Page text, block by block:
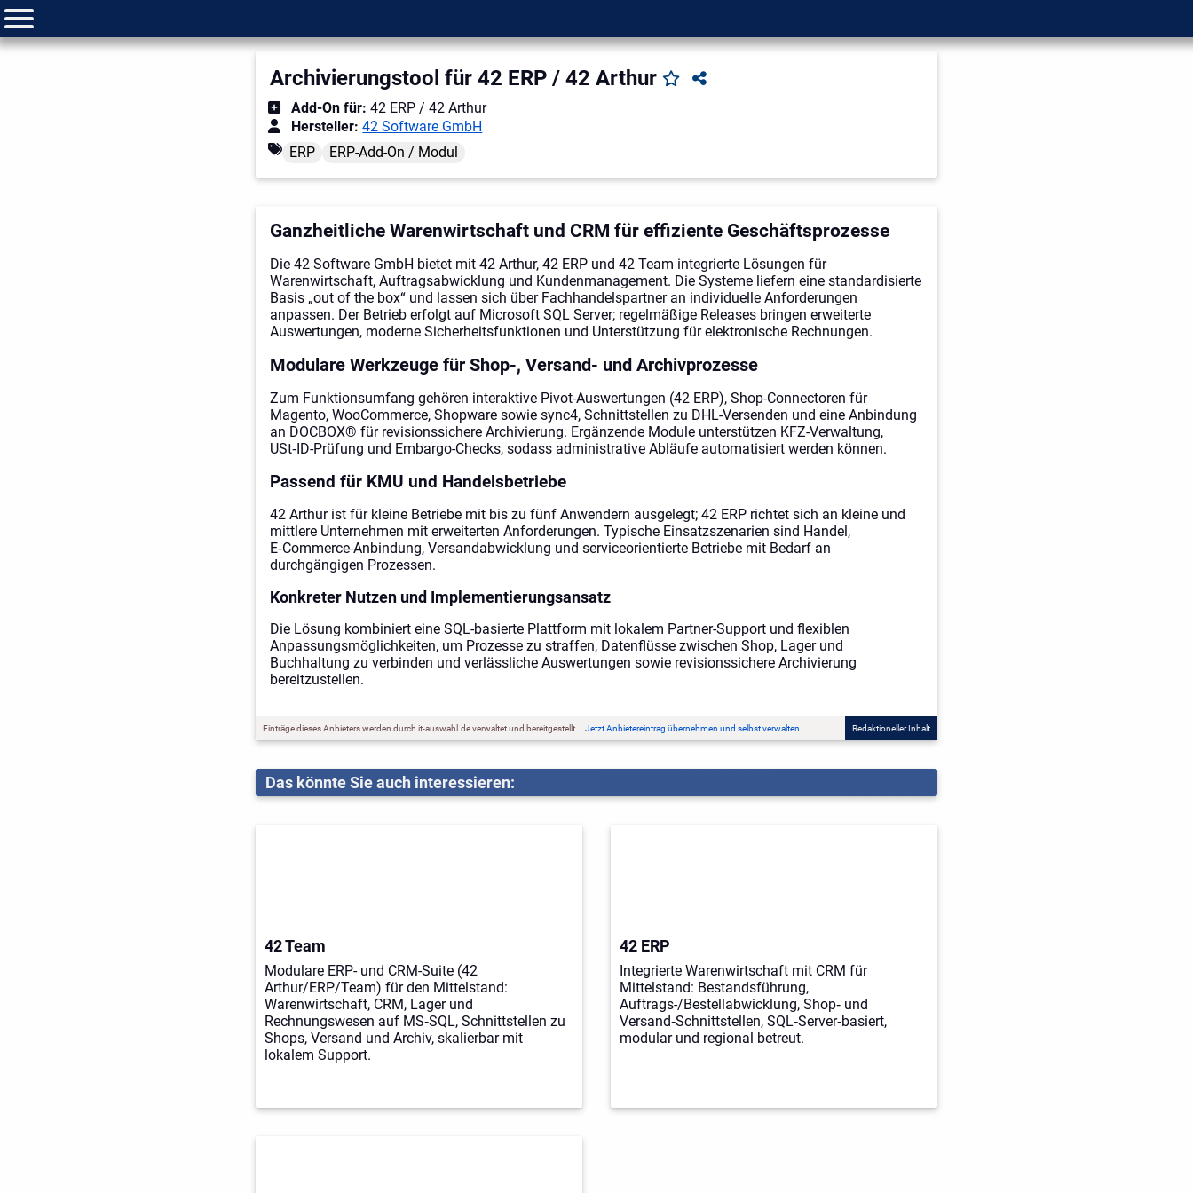
Archivierungstool für 42 ERP / 42 Arthur
Add-On für: 42 ERP / 42 Arthur
Hersteller: 42 Software GmbH
ERP
ERP-Add-On / Modul
Ganzheitliche Warenwirtschaft und CRM für effiziente Geschäftsprozesse
Die 42 Software GmbH bietet mit 42 Arthur, 42 ERP und 42 Team integrierte Lösungen für
Warenwirtschaft, Auftragsabwicklung und Kundenmanagement. Die Systeme liefern eine standardisierte
Basis „out of the box“ und lassen sich über Fachhandelspartner an individuelle Anforderungen
anpassen. Der Betrieb erfolgt auf Microsoft SQL Server; regelmäßige Releases bringen erweiterte
Auswertungen, moderne Sicherheitsfunktionen und Unterstützung für elektronische Rechnungen.
Modulare Werkzeuge für Shop-, Versand- und Archivprozesse
Zum Funktionsumfang gehören interaktive Pivot-Auswertungen (42 ERP), Shop-Connectoren für
Magento, WooCommerce, Shopware sowie sync4, Schnittstellen zu DHL-Versenden und eine Anbindung
an DOCBOX® für revisionssichere Archivierung. Ergänzende Module unterstützen KFZ-Verwaltung,
USt‑ID-Prüfung und Embargo-Checks, sodass administrative Abläufe automatisiert werden können.
Passend für KMU und Handelsbetriebe
42 Arthur ist für kleine Betriebe mit bis zu fünf Anwendern ausgelegt; 42 ERP richtet sich an kleine und
mittlere Unternehmen mit erweiterten Anforderungen. Typische Einsatzszenarien sind Handel,
E‑Commerce-Anbindung, Versandabwicklung und serviceorientierte Betriebe mit Bedarf an
durchgängigen Prozessen.
Konkreter Nutzen und Implementierungsansatz
Die Lösung kombiniert eine SQL-basierte Plattform mit lokalem Partner-Support und flexiblen
Anpassungsmöglichkeiten, um Prozesse zu straffen, Datenflüsse zwischen Shop, Lager und
Buchhaltung zu verbinden und verlässliche Auswertungen sowie revisionssichere Archivierung
bereitzustellen.
Einträge dieses Anbieters werden durch it-auswahl.de verwaltet und bereitgestellt. Jetzt Anbietereintrag übernehmen und selbst verwalten. Redaktioneller Inhalt
Das könnte Sie auch interessieren:
42 Team
Modulare ERP- und CRM-Suite (42
Arthur/ERP/Team) für den Mittelstand:
Warenwirtschaft, CRM, Lager und
Rechnungswesen auf MS‑SQL, Schnittstellen zu
Shops, Versand und Archiv, skalierbar mit
lokalem Support.
42 ERP
Integrierte Warenwirtschaft mit CRM für
Mittelstand: Bestandsführung,
Auftrags-/Bestellabwicklung, Shop‑ und
Versand‑Schnittstellen, SQL‑Server‑basiert,
modular und regional betreut.